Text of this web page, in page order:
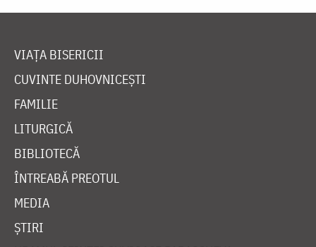
VIAȚA BISERICII
CUVINTE DUHOVNICEȘTI
FAMILIE
LITURGICĂ
BIBLIOTECĂ
ÎNTREABĂ PREOTUL
MEDIA
ȘTIRI